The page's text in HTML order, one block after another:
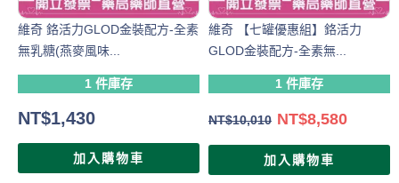
維奇 鉻活力GLOD金裝配方-全素
無乳糖(燕麥風味...
1 件庫存
NT$1,430
加入購物車
維奇 【七罐優惠組】鉻活力
GLOD金裝配方-全素無...
1 件庫存
NT$10,010 NT$8,580
加入購物車